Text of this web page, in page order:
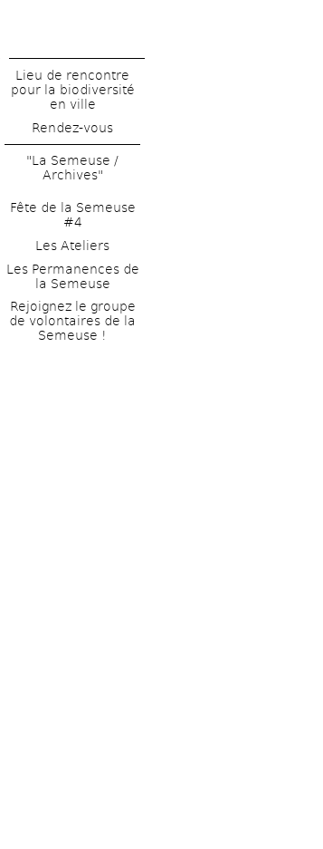
Lieu de rencontre
pour la biodiversité
en ville
Rendez-vous
"La Semeuse /
Archives"
Fête de la Semeuse
#4
Les Ateliers
Les Permanences de
la Semeuse
Rejoignez le groupe
de volontaires de la
Semeuse !